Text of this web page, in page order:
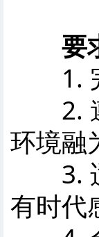
要
1. 完
2. 遵
环境融
3. 适
有时代